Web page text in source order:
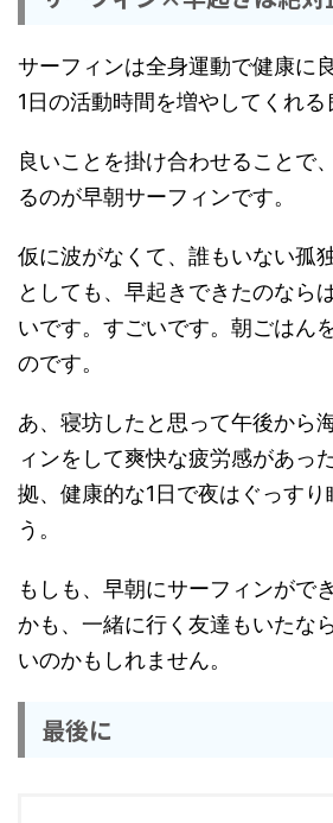
サーフィンは全身運動で健康に
1日の活動時間を増やしてくれる
良いことを掛け合わせることで
るのが早朝サーフィンです。
仮に波がなくて、誰もいない孤
としても、早起きできたのなら
いです。すごいです。朝ごはん
のです。
あ、寝坊したと思って午後から
ィンをして爽快な疲労感があっ
拠、健康的な1日で夜はぐっすり
う。
もしも、早朝にサーフィンがで
かも、一緒に行く友達もいたな
いのかもしれません。
最後に